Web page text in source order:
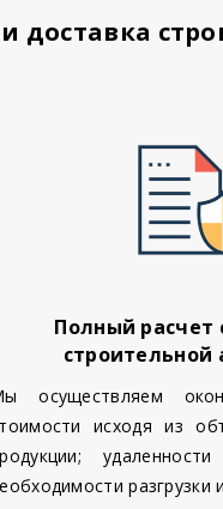
доставка
Полный расчет
строительной
осуществляем
исходя из
разгрузки